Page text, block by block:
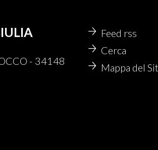
- 34148
Feed rss
Cerca
Mappa del